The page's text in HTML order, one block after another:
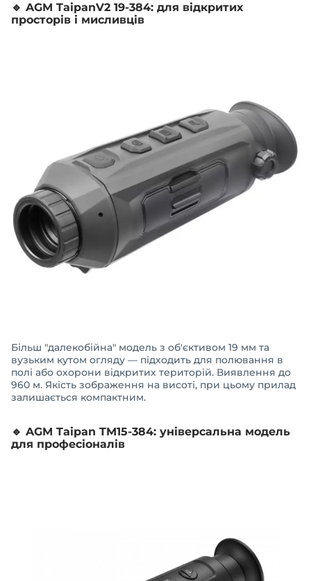
🔹 AGM TaipanV2 19-384: для відкритих
просторів і мисливців
Більш "далекобійна" модель з об'єктивом 19 мм та
вузьким кутом огляду — підходить для полювання в
полі або охорони відкритих територій. Виявлення до
960 м. Якість зображення на висоті, при цьому прилад
залишається компактним.
🔹 AGM Taipan TM15-384: універсальна модель
для професіоналів